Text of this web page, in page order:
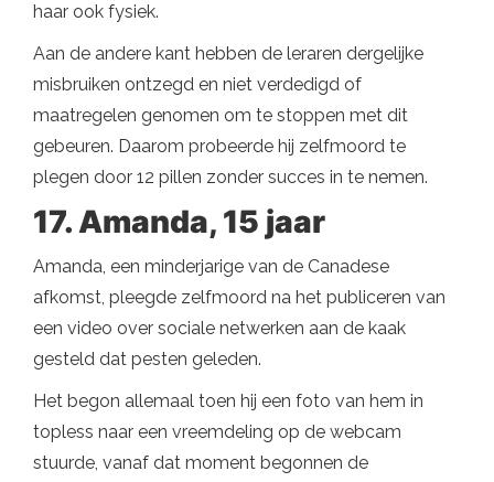
haar ook fysiek.
Aan de andere kant hebben de leraren dergelijke
misbruiken ontzegd en niet verdedigd of
maatregelen genomen om te stoppen met dit
gebeuren. Daarom probeerde hij zelfmoord te
plegen door 12 pillen zonder succes in te nemen.
17. Amanda, 15 jaar
Amanda, een minderjarige van de Canadese
afkomst, pleegde zelfmoord na het publiceren van
een video over sociale netwerken aan de kaak
gesteld dat pesten geleden.
Het begon allemaal toen hij een foto van hem in
topless naar een vreemdeling op de webcam
stuurde, vanaf dat moment begonnen de